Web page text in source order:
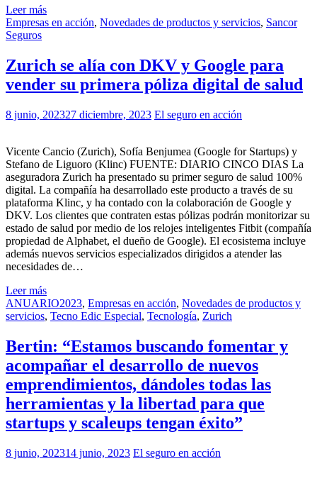
Leer más
Empresas en acción, Novedades de productos y servicios, Sancor
Seguros
Zurich se alía con DKV y Google para
vender su primera póliza digital de salud
8 junio, 202327 diciembre, 2023 El seguro en acción
Vicente Cancio (Zurich), Sofía Benjumea (Google for Startups) y
Stefano de Liguoro (Klinc) FUENTE: DIARIO CINCO DIAS La
aseguradora Zurich ha presentado su primer seguro de salud 100%
digital. La compañía ha desarrollado este producto a través de su
plataforma Klinc, y ha contado con la colaboración de Google y
DKV. Los clientes que contraten estas pólizas podrán monitorizar su
estado de salud por medio de los relojes inteligentes Fitbit (compañía
propiedad de Alphabet, el dueño de Google). El ecosistema incluye
además nuevos servicios especializados dirigidos a atender las
necesidades de…
Leer más
ANUARIO2023, Empresas en acción, Novedades de productos y
servicios, Tecno Edic Especial, Tecnología, Zurich
Bertin: “Estamos buscando fomentar y
acompañar el desarrollo de nuevos
emprendimientos, dándoles todas las
herramientas y la libertad para que
startups y scaleups tengan éxito”
8 junio, 202314 junio, 2023 El seguro en acción